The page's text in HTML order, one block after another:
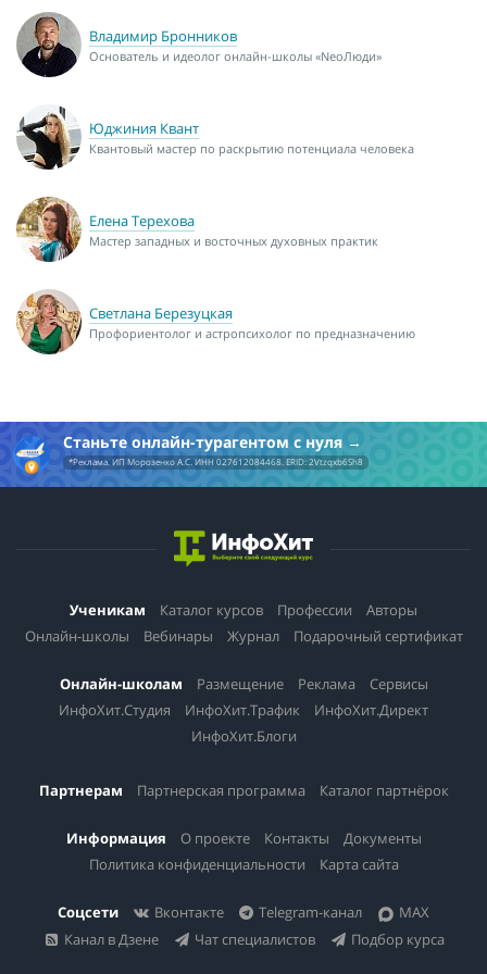
Владимир Бронников
Основатель и идеолог онлайн-школы «NeoЛюди»
Юджиния Квант
Квантовый мастер по раскрытию потенциала человека
Елена Терехова
Мастер западных и восточных духовных практик
Светлана Березуцкая
Профориентолог и астропсихолог по предназначению
Станьте онлайн-турагентом с нуля
*Реклама. ИП Морозенко А.С. ИНН 027612084468. ERID: 2Vtzqxb6Sh8
Ученикам Каталог курсов Профессии
Авторы
Онлайн-школы
Вебинары Журнал Подарочный сертификат
Онлайн-школам Размещение Реклама
Сервисы
ИнфоХит.Студия
ИнфоХит.Трафик
ИнфоХит.Директ
ИнфоХит.Блоги
Партнерам Партнерская программа Каталог партнёрок
Информация О проекте Контакты
Документы
Политика конфиденциальности
Карта сайта
Соцсети Вконтакте Telegram-канал
MAX
Канал в Дзене
Чат специалистов Подбор курса